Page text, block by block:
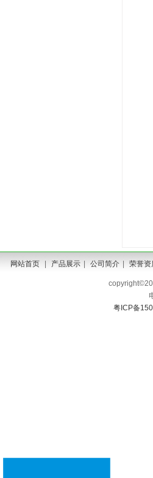
网站首页 产品展示 公司简介 荣誉资
粤ICP备